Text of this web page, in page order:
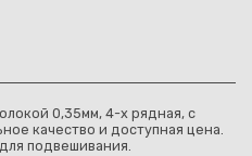
0,35мм, 4-х рядная, с
качество и доступная цена.
подвешивания.